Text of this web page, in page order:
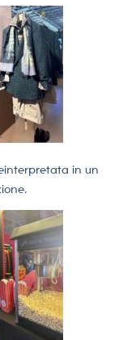
in un